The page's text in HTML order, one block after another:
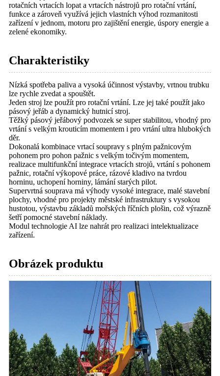
rotačních vrtacích lopat a vrtacích nástrojů pro rotační vrtání,
funkce a zároveň využívá jejich vlastních výhod rozmanitosti
zařízení v jednom, motoru pro zajištění energie, úspory energie a
zelené ekonomiky.
Charakteristiky
Nízká spotřeba paliva a vysoká účinnost výstavby, vrtnou trubku
lze rychle zvedat a spouštět.
Jeden stroj lze použít pro rotační vrtání. Lze jej také použít jako
pásový jeřáb a dynamický hutnicí stroj.
Těžký pásový jeřábový podvozek se super stabilitou, vhodný pro
vrtání s velkým krouticím momentem i pro vrtání ultra hlubokých
děr.
Dokonalá kombinace vrtací soupravy s plným pažnicovým
pohonem pro pohon pažnic s velkým točivým momentem,
realizace multifunkční integrace vrtacích strojů, vrtání s pohonem
pažnic, rotační výkopové práce, rázové kladivo na tvrdou
horninu, uchopení horniny, lámání starých pilot.
Supervrtná souprava má výhody vysoké integrace, malé stavební
plochy, vhodné pro projekty městské infrastruktury s vysokou
hustotou, výstavbu základů mořských říčních plošin, což výrazně
šetří pomocné stavební náklady.
Modul technologie AI lze nahrát pro realizaci intelektualizace
zařízení.
Obrázek produktu